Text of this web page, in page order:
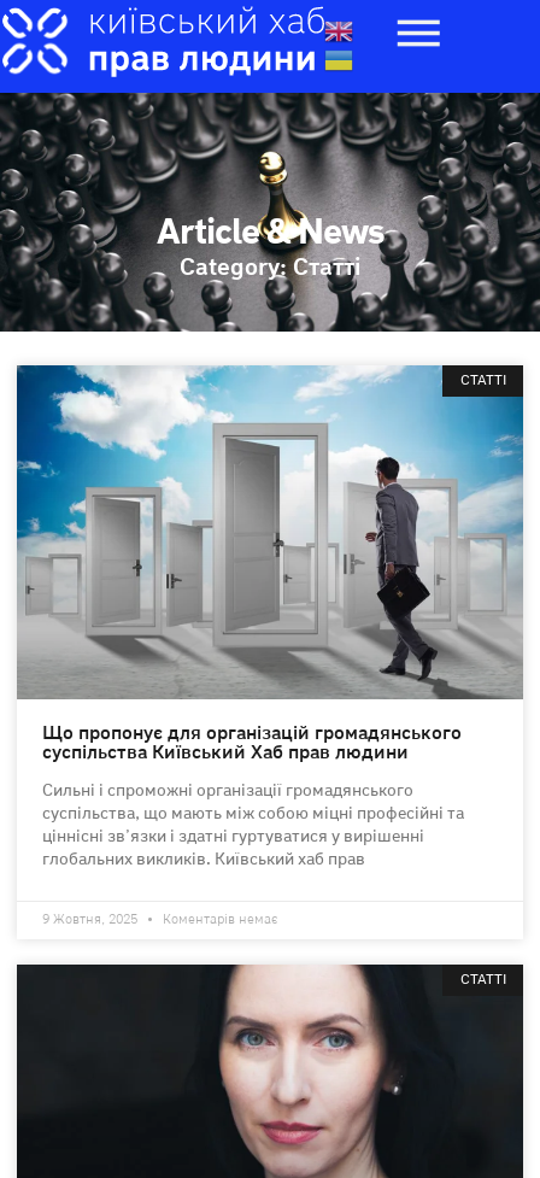
Article & News
Category: Статті
СТАТТІ
Що пропонує для організацій громадянського
суспільства Київський Хаб прав людини
Сильні і спроможні організації громадянського
суспільства, що мають між собою міцні професійні та
ціннісні зв’язки і здатні гуртуватися у вирішенні
глобальних викликів. Київський хаб прав
9 Жовтня, 2025 Коментарів немає
СТАТТІ